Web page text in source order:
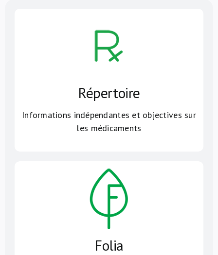
Répertoire
Informations indépendantes et objectives sur
les médicaments
Folia